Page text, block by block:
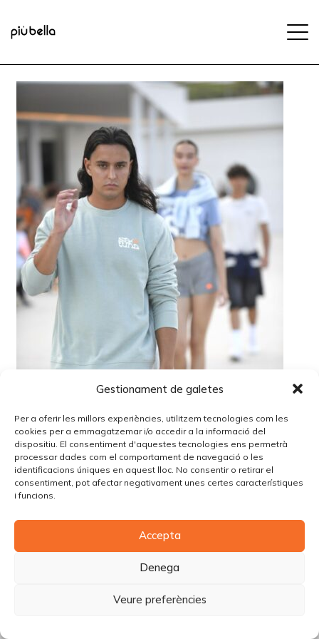
Gestionament de galetes
Per a oferir les millors experiències, utilitzem tecnologies com les
cookies per a emmagatzemar i/o accedir a la informació del
dispositiu. El consentiment d'aquestes tecnologies ens permetrà
processar dades com el comportament de navegació o les
identificacions úniques en aquest lloc. No consentir o retirar el
consentiment, pot afectar negativament unes certes característiques
i funcions.
Accepta
Denega
Veure preferències
© Copyright Piùbella Models Agency2026
Creative Corner Agency
Política de cookies